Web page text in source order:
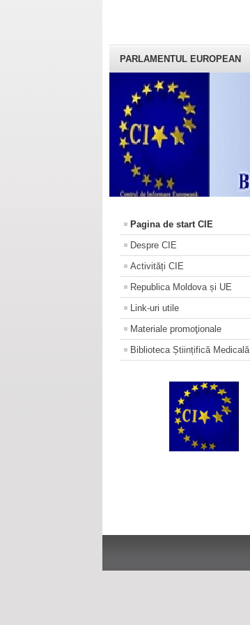
PARLAMENTUL EUROPEAN
Pagina de start CIE
Despre CIE
Activități CIE
Republica Moldova și UE
Link-uri utile
Materiale promoţionale
Biblioteca Științifică Medicală